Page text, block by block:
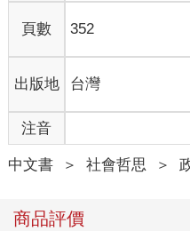
的勞力，還有原本健康的肺，
氣、從事染布工作。而國中沒
牆的那一邊是學校，這一邊是
那時候，父親的薪水足以支撐
院、可以種樹的大房子。
的距離。那是我童年最得意的
回來，方便至極。
頁數 352
出版地 台灣
注音
中文書 ＞ 社會哲思 ＞
商品評價